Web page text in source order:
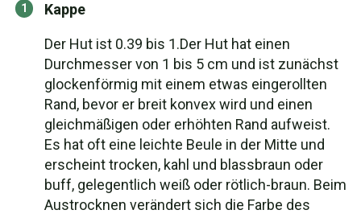
Kappe
Der Hut ist 0.39 bis 1.Der Hut hat einen
Durchmesser von 1 bis 5 cm und ist zunächst
glockenförmig mit einem etwas eingerollten
Rand, bevor er breit konvex wird und einen
gleichmäßigen oder erhöhten Rand aufweist.
Es hat oft eine leichte Beule in der Mitte und
erscheint trocken, kahl und blassbraun oder
buff, gelegentlich weiß oder rötlich-braun. Beim
Austrocknen verändert sich die Farbe des